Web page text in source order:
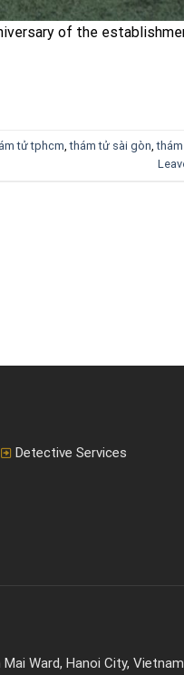
of the
tử tphcm ,thám tử sài gòn ,
Detective Services
Ward, Hanoi City,